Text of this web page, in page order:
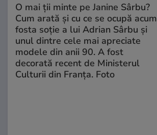
O mai ții minte pe Janine Sârbu?
Cum arată și cu ce se ocupă acum
fosta soție a lui Adrian Sârbu și
unul dintre cele mai apreciate
modele din anii 90. A fost
decorată recent de Ministerul
Culturii din Franța. Foto